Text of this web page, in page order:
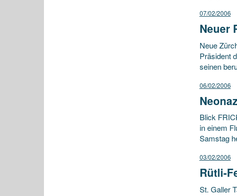
07/02/2006
Neuer
Neue
Präsident
seinen
06/02/2006
Blick
in einem
Samstag
03/02/2006
Rütli-
St. Galler